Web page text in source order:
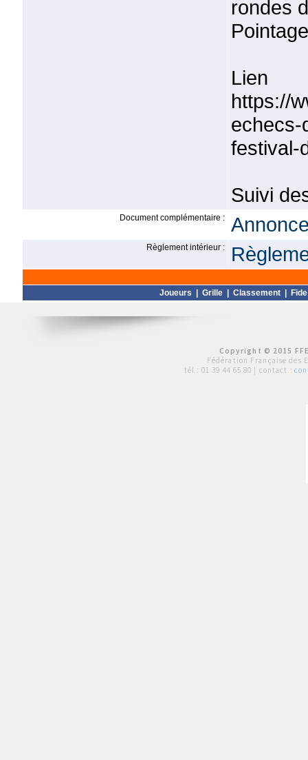
rondes
Lien
https://
echecs-
festival-
Suivi
Document complémentaire :
Règlement intérieur :
Joueurs Grille Classement Fide
Copyright © 2015
Fédération Française des
tél : 01 39 44 65 80 | contact :